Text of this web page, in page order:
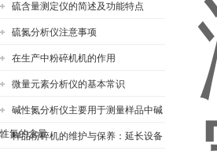
硫含量测定仪的简述及功能特点
硫氮分析仪注意事项
在生产中粉碎机机的作用
微量元素分析仪的基本常识
碱性氮分析仪主要用于测量样品中碱
性氮的含量
样品粉碎机的维护与保养：延长设备